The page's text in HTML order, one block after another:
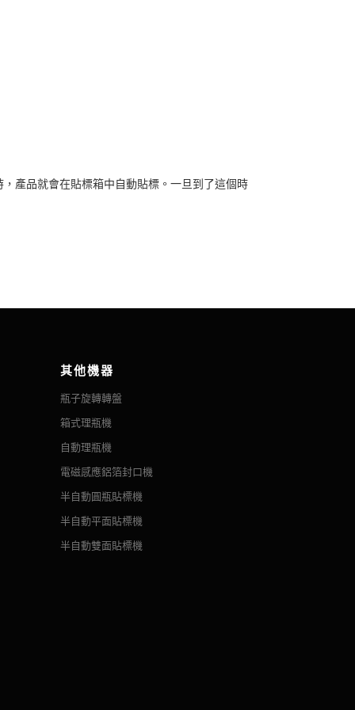
產品就會在貼標箱中自動貼標。一旦到了這個時
其他機器
瓶子旋轉轉盤
箱式理瓶機
自動理瓶機
電磁感應鋁箔封口機
半自動圓瓶貼標機
半自動平面貼標機
半自動雙面貼標機